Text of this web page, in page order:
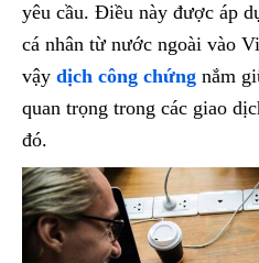
yêu cầu. Điều này được áp
cá nhân từ nước ngoài vào
vậy dịch công chứng nắm
quan trọng trong các giao
đó.